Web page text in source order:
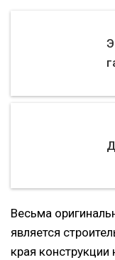
Весьма
является
края